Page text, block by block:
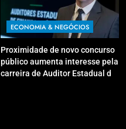
ECONOMIA & NEGÓCIOS
Proximidade de novo concurso
público aumenta interesse pela
carreira de Auditor Estadual de